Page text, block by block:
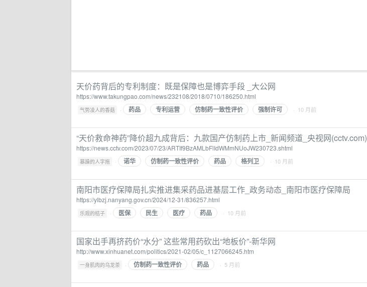
天价药背后的专利制度：既是保障也是博弈手段 _大公网
https://www.takungpao.com/news/232108/2018/0710/186250.html
气势凌人的香菇 · 药品 专利运营 仿制药一致性评价 强制许可 · 10 月前
“天价救命神药”降价超九成背后：九款国产仿制药上市_新闻频道_央视网(cctv.com)
https://news.cctv.com/2023/07/23/ARTIf9BzAMLbFlIdWMmNUoJW230723.shtml
暴躁的人字拖 · 诺华 仿制药一致性评价 药品 格列卫 · 10 月前
南阳市医疗保障局扎实推进集采药品进基层工作_政务动态_南阳市医疗保障局
https://ylbzj.nanyang.gov.cn/2024/12-31/836257.html
乐观的桔子 · 医保 民生 医疗 药品 · 10 月前
国家出手再挤药价“水分” 这些常用药砍出“地板价”-新华网
http://www.xinhuanet.com/politics/2021-02/05/c_1127066245.htm
一身肌肉的乌龙茶 · 仿制药一致性评价 药品 · 5 月前